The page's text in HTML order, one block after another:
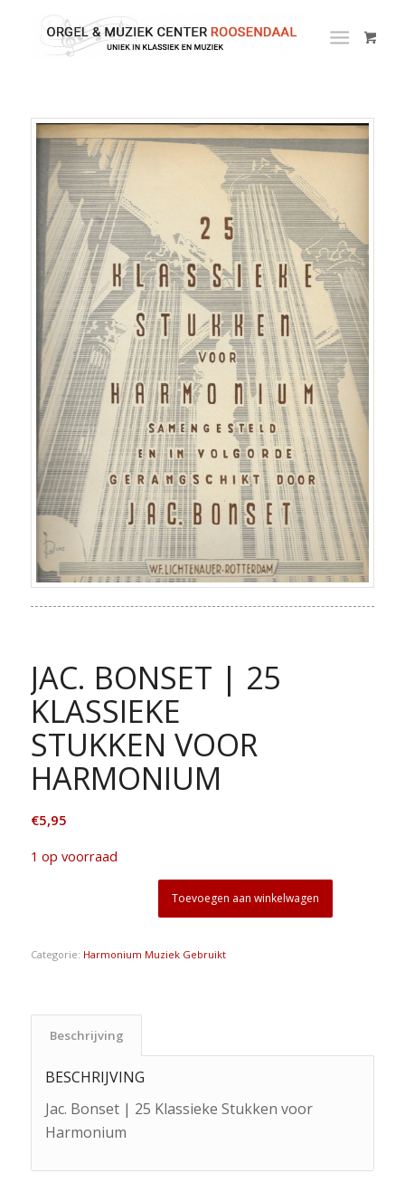
JAC. BONSET | 25
KLASSIEKE
STUKKEN VOOR
HARMONIUM
€5,95
1 op voorraad
Toevoegen aan winkelwagen
Categorie: Harmonium Muziek Gebruikt
Beschrijving
BESCHRIJVING
Jac. Bonset | 25 Klassieke Stukken voor
Harmonium